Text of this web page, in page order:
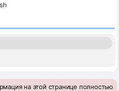
на этой странице полностью